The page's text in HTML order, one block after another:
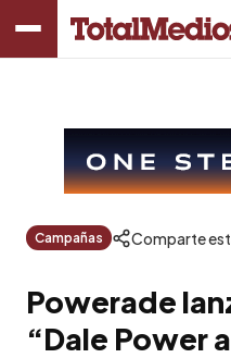
Campañas Comparte
Powerade
“Dale Power